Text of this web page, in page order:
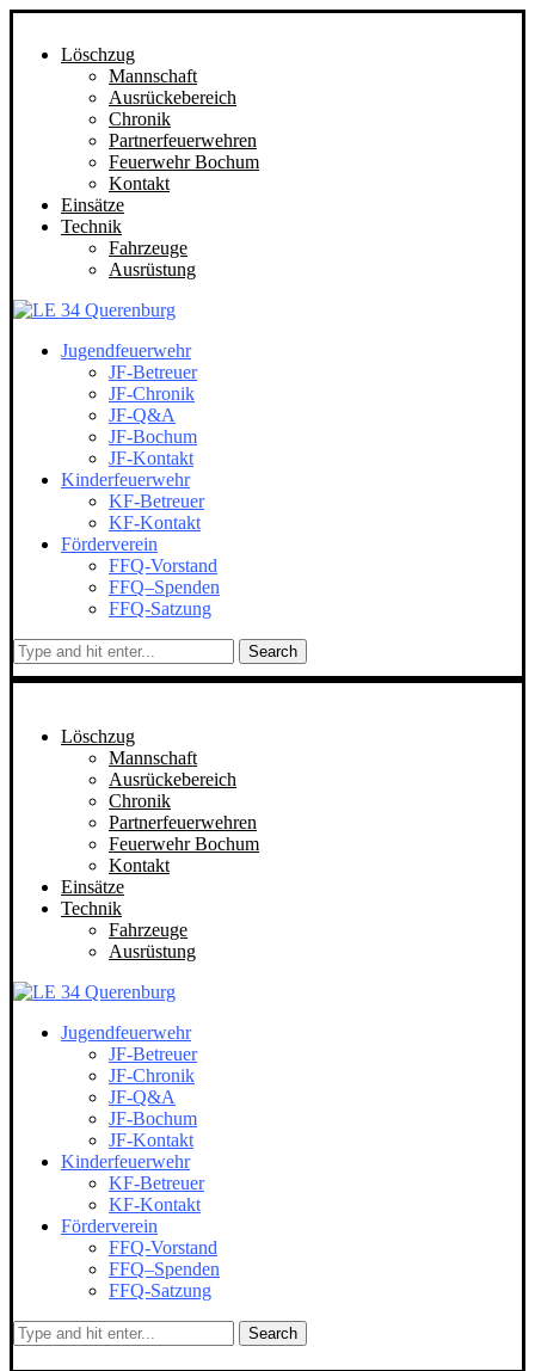
Löschzug
Mannschaft
Ausrückebereich
Chronik
Partnerfeuerwehren
Feuerwehr Bochum
Kontakt
Einsätze
Technik
Fahrzeuge
Ausrüstung
Jugendfeuerwehr
JF-Betreuer
JF-Chronik
JF-Q&A
JF-Bochum
JF-Kontakt
Kinderfeuerwehr
KF-Betreuer
KF-Kontakt
Förderverein
FFQ-Vorstand
FFQ–Spenden
FFQ-Satzung
Search
Löschzug
Mannschaft
Ausrückebereich
Chronik
Partnerfeuerwehren
Feuerwehr Bochum
Kontakt
Einsätze
Technik
Fahrzeuge
Ausrüstung
Jugendfeuerwehr
JF-Betreuer
JF-Chronik
JF-Q&A
JF-Bochum
JF-Kontakt
Kinderfeuerwehr
KF-Betreuer
KF-Kontakt
Förderverein
FFQ-Vorstand
FFQ–Spenden
FFQ-Satzung
Search